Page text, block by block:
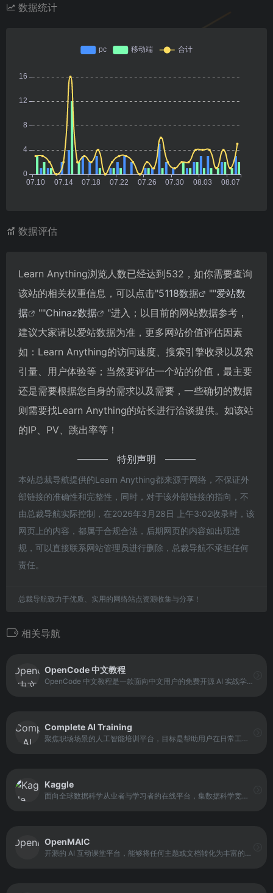
数据统计
数据评估
Learn Anything浏览人数已经达到532，如你需要查询
该站的相关权重信息，可以点击"5118数据 ""爱站数
据
""Chinaz数据
"进入；以目前的网站数据参考，
建议大家请以爱站数据为准，更多网站价值评估因素
如：Learn Anything的访问速度、搜索引擎收录以及索
引量、用户体验等；当然要评估一个站的价值，最主要
还是需要根据您自身的需求以及需要，一些确切的数据
则需要找Learn Anything的站长进行洽谈提供。如该站
的IP、PV、跳出率等！
特别声明
本站总裁导航提供的Learn Anything都来源于网络，不保证外
部链接的准确性和完整性，同时，对于该外部链接的指向，不
由总裁导航实际控制，在2026年3月28日 上午3:02收录时，该
网页上的内容，都属于合规合法，后期网页的内容如出现违
规，可以直接联系网站管理员进行删除，总裁导航不承担任何
责任。
总裁导航致力于优质、实用的网络站点资源收集与分享！
相关导航
OpenCode 中文教程
OpenCode 中文教程是一款面向中文用户的免费开源 AI 实战学习平台，核心定位是帮助用户理解并高效使用 AI 编程助手完成真实工作任务。它以 OpenCode 项目为基础，结合系统化教程、实战案例和源码解读，覆盖从基础对话、代码理解到复杂项目协作的完整流程。
Complete AI Training
聚焦职场场景的人工智能培训平台，目标是帮助用户在日常工作中自信使用AI工具。平台覆盖超过 240 种职业角色，提供视频课程、定制 GPT、提示词模板与AI工具库等内容资源。
Kaggle
面向全球数据科学从业者与学习者的在线平台，集数据科学竞赛、公开数据集、代码分享和学习社区于一体。平台通过标准化的竞赛机制和真实数据场景，引导用户完成从数据处理、特征工程到模型训练和评估的完整流程。
OpenMAIC
开源的 AI 互动课堂平台，能够将任何主题或文档转化为丰富的互动学习体验。基于多智能体协作引擎，它可以自动生成演示幻灯片、测验、交互式模拟实验和项目制学习活动——由 AI 教师和 AI 同学进行语音讲解、白板绘图，并与你展开实时讨论。